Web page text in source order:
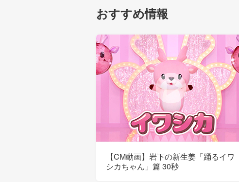
おすすめ情報
【CM動画】岩下の新生姜「踊るイワ
シカちゃん」篇 30秒